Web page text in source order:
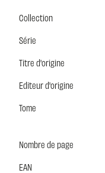
Collection
Série
Titre d'origine
Editeur d'origine
Tome
Nombre de page
EAN